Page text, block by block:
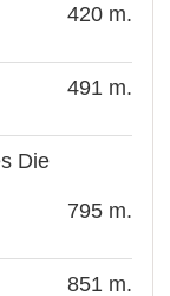
420 m.
491 m.
Die
795 m.
851 m.